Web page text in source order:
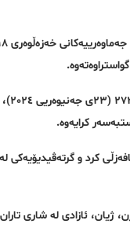
کرایەوە.
کرد و گرتەڤیدیۆیەکی لە
ژیان، ئازادی لە شاری